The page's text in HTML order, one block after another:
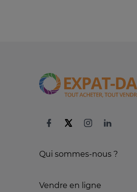
Qui sommes-nous ?
Vendre en ligne